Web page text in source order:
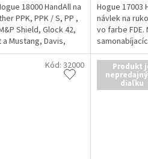
18000 HandAll na
PPK, PPK / S, PP ,
Shield, Glock 42,
Mustang, Davis,
Hogue 17003
návlek na
vo farbe
Kód: 32000 Produkt
diaľku